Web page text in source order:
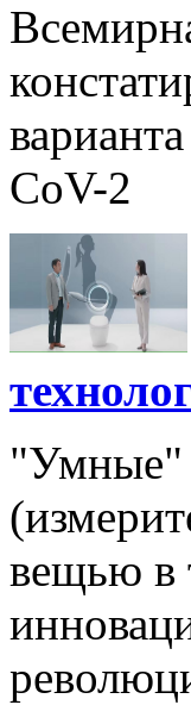
CoV-2
"Умные"
вещью в